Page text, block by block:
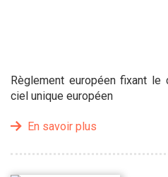
Règlement européen fixant
ciel unique européen
En savoir plus